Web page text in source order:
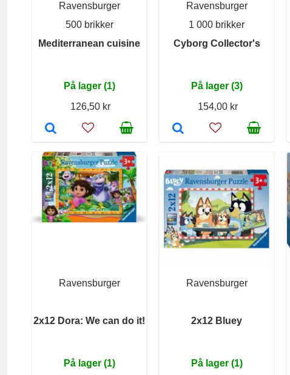
Ravensburger
500 brikker
Mediterranean cuisine
På lager (1)
126,50 kr
Ravensburger
1 000 brikker
Cyborg Collector's
På lager (3)
154,00 kr
Ravensburger
2x12 Dora: We can do it!
På lager (1)
Ravensburger
2x12 Bluey
På lager (1)